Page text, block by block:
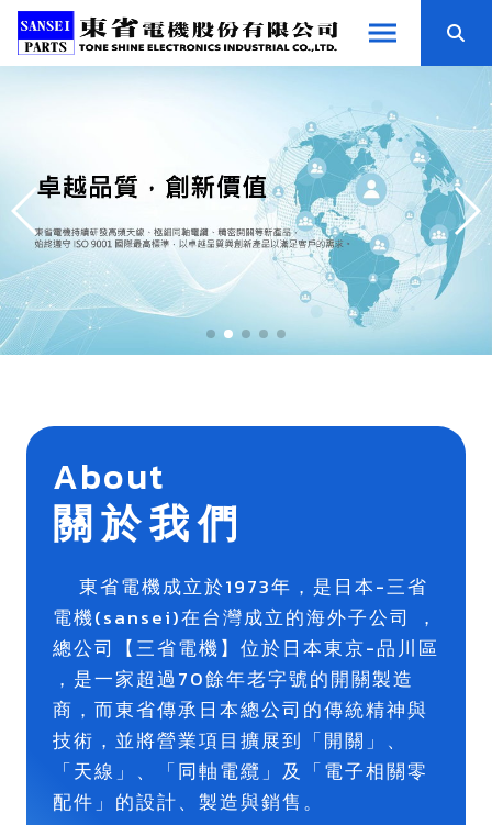
About
關於我們
東省電機成立於1973年，是日本-三省
電機(sansei)在台灣成立的海外子公司 ，
總公司【三省電機】位於日本東京-品川區
，是一家超過70餘年老字號的開關製造
商，而東省傳承日本總公司的傳統精神與
技術，並將營業項目擴展到「開關」、
「天線」、「同軸電纜」及「電子相關零
配件」的設計、製造與銷售。